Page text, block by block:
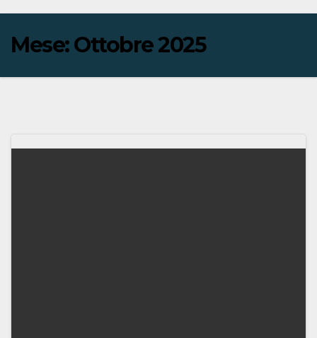
Mese:Ottobre 2025